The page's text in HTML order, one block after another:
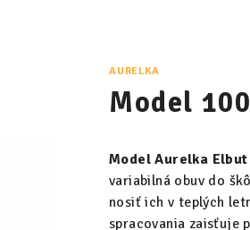
AURELKA
Model
Model Aurelka
variabilná obuv do
nosiť ich v teplých
spracovania zaisťuje